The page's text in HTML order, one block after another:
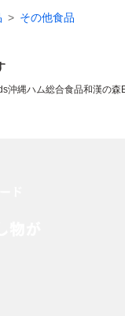
その他食品
沖縄ハム総合食品和漢の森